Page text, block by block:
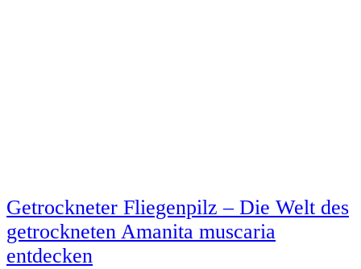
Getrockneter Fliegenpilz – Die Welt des
getrockneten Amanita muscaria
entdecken